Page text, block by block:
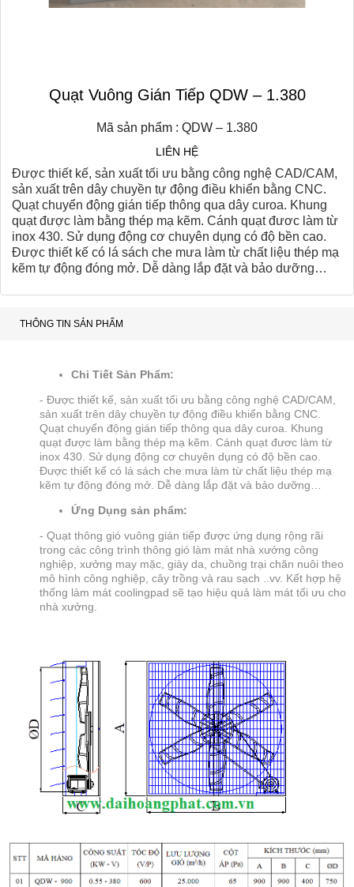
Quạt Vuông Gián Tiếp QDW – 1.380
Mã sản phẩm : QDW – 1.380
LIÊN HỆ
Được thiết kế, sản xuất tối ưu bằng công nghệ CAD/CAM,
sản xuất trên dây chuyền tự động điều khiển bằng CNC.
Quạt chuyển động gián tiếp thông qua dây curoa. Khung
quạt được làm bằng thép mạ kẽm. Cánh quạt đươc làm từ
inox 430. Sử dụng động cơ chuyên dụng có độ bền cao.
Được thiết kế có lá sách che mưa làm từ chất liệu thép mạ
kẽm tự động đóng mở. Dễ dàng lắp đặt và bảo dưỡng…
THÔNG TIN SẢN PHẨM
Chi Tiết Sản Phẩm:
- Được thiết kế, sản xuất tối ưu bằng công nghệ CAD/CAM,
sản xuất trên dây chuyền tự động điều khiển bằng CNC.
Quạt chuyển động gián tiếp thông qua dây curoa. Khung
quạt được làm bằng thép mạ kẽm. Cánh quạt đươc làm từ
inox 430. Sử dụng động cơ chuyên dụng có độ bền cao.
Được thiết kế có lá sách che mưa làm từ chất liệu thép mạ
kẽm tự động đóng mở. Dễ dàng lắp đặt và bảo dưỡng…
Ứng Dụng sản phẩm:
- Quạt thông gió vuông gián tiếp được ứng dụng rộng rãi
trong các công trình thông gió làm mát nhà xưởng công
nghiệp, xưởng may mặc, giày da, chuồng trại chăn nuôi theo
mô hình công nghiệp, cây trồng và rau sạch ..vv. Kết hợp hệ
thống làm mát coolingpad sẽ tạo hiệu quả làm mát tối ưu cho
nhà xưởng.